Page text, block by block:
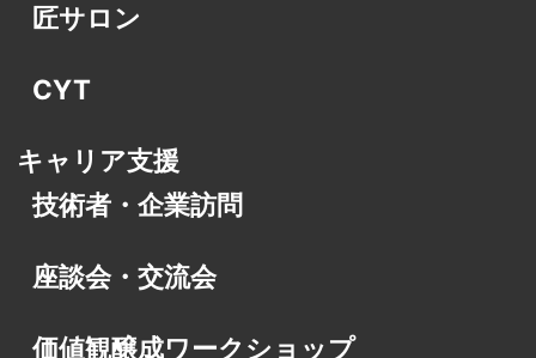
匠サロン
CYT
キャリア支援
技術者・企業訪問
座談会・交流会
価値観醸成ワークショップ